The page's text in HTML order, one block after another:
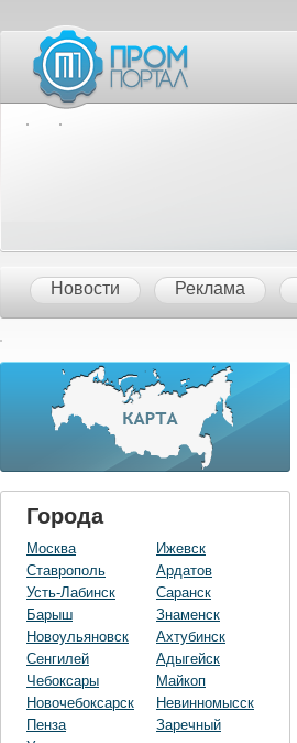
Новости Реклама
Города
Москва
Ставрополь
Усть-Лабинск
Барыш
Новоульяновск
Сенгилей
Чебоксары
Новочебоксарск
Пенза
Ижевск
Ардатов
Саранск
Знаменск
Ахтубинск
Адыгейск
Майкоп
Невинномысск
Заречный